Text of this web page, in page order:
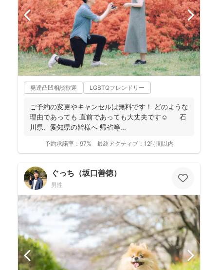
発達凸凹相談歓迎 LGBTQフレンドリー
ご予約の変更やキャンセルは無料です！ どのような
理由であっても 直前であっても大丈夫です☺️ 石
川県、愛知県の皆様へ 帰省等...
予約承諾率： 97% 最終アクティブ： 12時間以内
ぐっち（坂口善徳）
男性